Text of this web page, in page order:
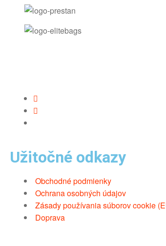
Užitočné odkazy
Obchodné podmienky
Ochrana osobných údajov
Zásady používania súborov cookie
Doprava